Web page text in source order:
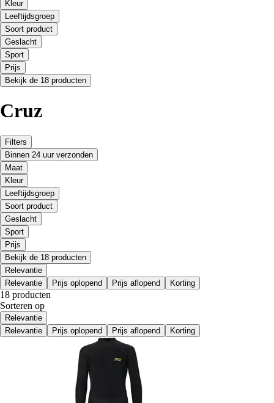
Kleur
Leeftijdsgroep
Soort product
Geslacht
Sport
Prijs
Bekijk de 18 producten
Cruz
Filters
Binnen 24 uur verzonden
Maat
Kleur
Leeftijdsgroep
Soort product
Geslacht
Sport
Prijs
Bekijk de 18 producten
Relevantie
Relevantie
Prijs oplopend Prijs aflopend Korting
18 producten
Sorteren op
Relevantie
Relevantie
Prijs oplopend Prijs aflopend Korting